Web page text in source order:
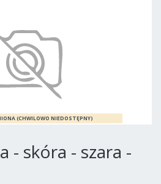
- skóra - szara -